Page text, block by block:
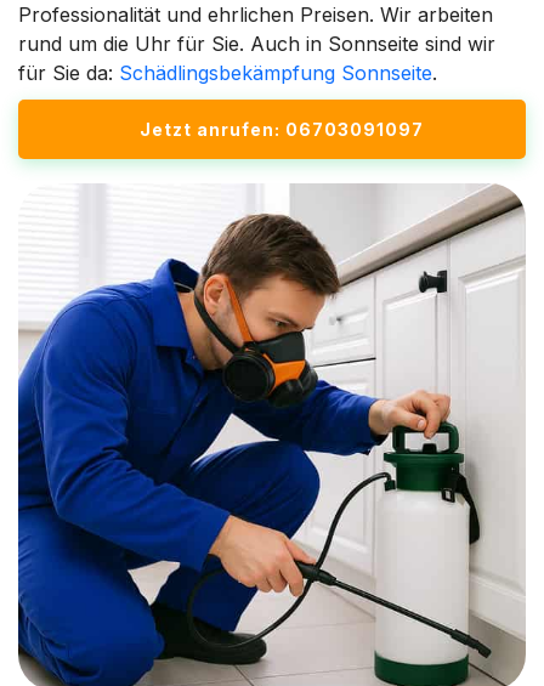
Professionalität und ehrlichen Preisen. Wir arbeiten
rund um die Uhr für Sie. Auch in Sonnseite sind wir
für Sie da: Schädlingsbekämpfung Sonnseite.
Jetzt anrufen: 06703091097